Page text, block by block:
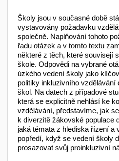
Školy jsou v současné době
vystavovány požadavku
společně. Naplňování tohoto
řadu otázek a v tomto textu
některé z těch, které souvisejí
škole. Odpovědi na vybrané
úzkého vedení školy jako
politiky inkluzivního vzdělávání
škol. Na datech z případové
která se explicitně nehlásí ke
vzdělávání, představíme, jak
k diverzitě žákovské populace
jaká témata z hlediska řízení a
popředí, když se vedení školy
prosazovat svůj proinkluzivní